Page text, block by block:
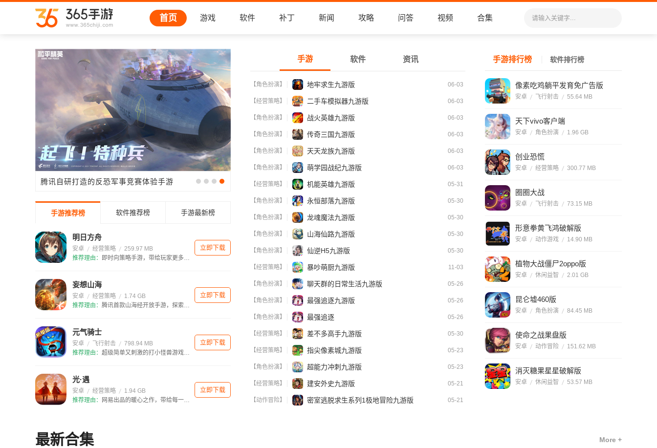
首页 游戏 软件 补丁 新闻 攻略 问答 视频 合集
米哈游自主研发的全新开放世界冒险游戏
腾讯自研打造的反恐军事竞赛体验手游
手游推荐榜 软件推荐榜 手游最新榜
明日方舟
安卓 经营策略
259.97 MB
推荐理由： 即时向策略手游，带给玩家更多的策略思考方案
立即下载
妄想山海
安卓 经营策略
1.74 GB
推荐理由： 腾讯首款山海经开放手游，探索更加宽阔的自由世界！
立即下载
元气骑士
安卓 飞行射击
798.94 MB
推荐理由： 超级简单又刺激的打小怪兽游戏，不同的角色带给你不一样的游戏体验！
立即下载
光·遇
安卓 经营策略
1.94 GB
推荐理由：
网易出品的暖心之作，带给每一位玩家更多的温暖
立即下载
手游 软件 资讯
【角色扮演】 06-03
地牢求生九游版
【经营策略】 06-03
二手车模拟器九游版
【角色扮演】 06-03
战火英雄九游版
【角色扮演】 06-03
传奇三国九游版
【角色扮演】 06-03
天天龙族九游版
【角色扮演】 06-03
萌学园战纪九游版
【经营策略】 05-31
机能英雄九游版
【角色扮演】 05-30
永恒部落九游版
【角色扮演】 05-30
龙魂魔法九游版
【角色扮演】 05-30
山海仙路九游版
【角色扮演】 05-30
仙逆H5九游版
【经营策略】 11-03
暴吵萌厨九游版
【角色扮演】 05-26
聊天群的日常生活九游版
【角色扮演】 05-26
最强追逐九游版
【角色扮演】 05-26
最强追逐
【经营策略】 05-30
差不多高手九游版
【经营策略】 05-23
指尖像素城九游版
【角色扮演】 05-23
超能力冲刺九游版
【经营策略】 05-21
建安外史九游版
【动作冒险】 05-21
密室逃脱求生系列1极地冒险九游版
手游排行榜 软件排行榜
像素吃鸡躺平发育免广告版
安卓 飞行射击 55.64 MB
天下vivo客户端
安卓 角色扮演 1.96 GB
创业恐慌
安卓 经营策略 300.77 MB
圈圈大战
安卓 飞行射击 73.15 MB
形意拳黄飞鸿破解版
安卓 动作游戏 14.90 MB
植物大战僵尸2oppo版
安卓 休闲益智 2.01 GB
昆仑墟460版
安卓 角色扮演 84.45 MB
使命之战果盘版
安卓 动作冒险 151.62 MB
消灭糖果星星破解版
安卓 休闲益智 53.57 MB
最新合集 More +